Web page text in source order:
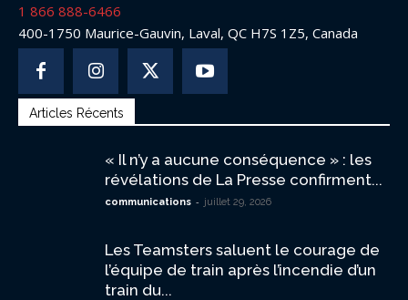
1 866 888-6466
400-1750 Maurice-Gauvin, Laval, QC H7S 1Z5, Canada
Articles Récents
« Il n’y a aucune conséquence » : les
révélations de La Presse confirment...
communications - juillet 29, 2026
Les Teamsters saluent le courage de
l’équipe de train après l’incendie d’un
train du...